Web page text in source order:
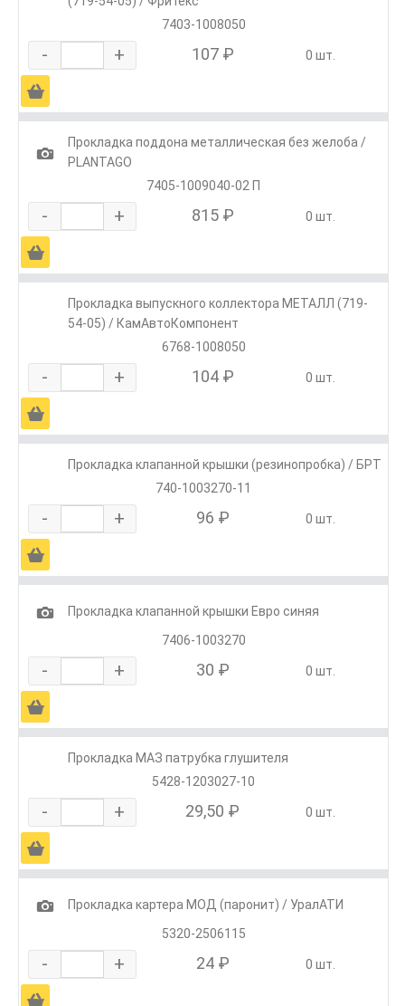
7403-1008050
- + 107 ₽ 0 шт.
Ä
1
Прокладка поддона металлическая без желоба /
PLANTAGO
7405-1009040-02 П
- + 815 ₽ 0 шт.
Ä
Прокладка выпускного коллектора МЕТАЛЛ (719-
54-05) / КамАвтоКомпонент
6768-1008050
- + 104 ₽ 0 шт.
Ä
Прокладка клапанной крышки (резинопробка) / БРТ
740-1003270-11
- + 96 ₽ 0 шт.
Ä
1
Прокладка клапанной крышки Евро синяя
7406-1003270
- + 30 ₽ 0 шт.
Ä
Прокладка МАЗ патрубка глушителя
5428-1203027-10
- + 29,50 ₽ 0 шт.
Ä
1
Прокладка картера МОД (паронит) / УралАТИ
5320-2506115
- + 24 ₽ 0 шт.
Ä